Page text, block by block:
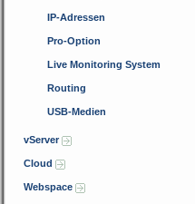
IP-Adressen
Pro-Option
Live Monitoring System
Routing
USB-Medien
vServer
Cloud
Webspace